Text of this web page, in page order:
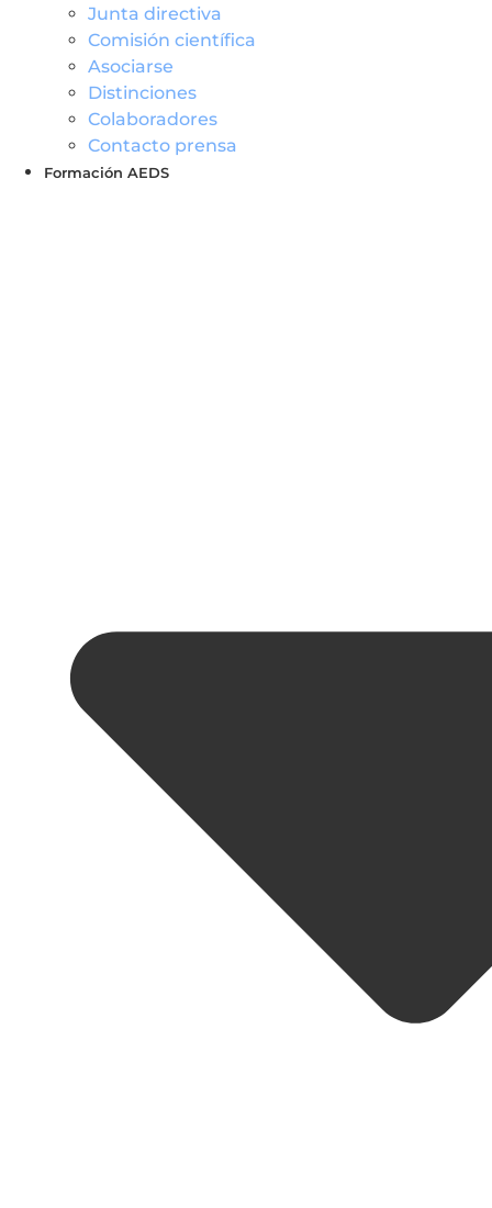
Junta directiva
Comisión científica
Asociarse
Distinciones
Colaboradores
Contacto prensa
Formación AEDS